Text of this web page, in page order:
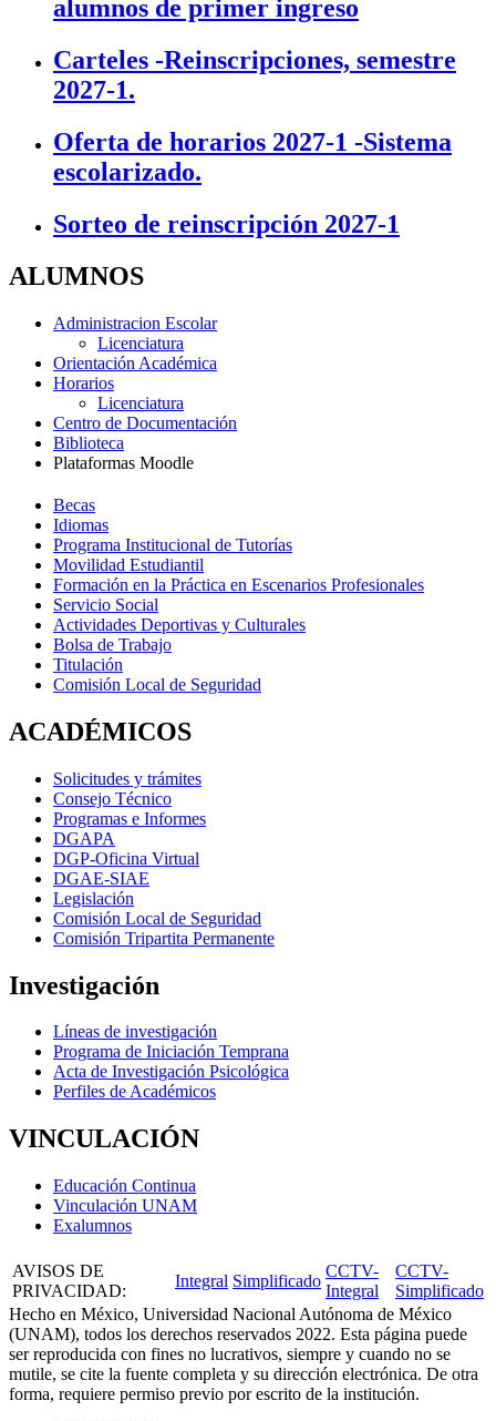
alumnos de primer ingreso
Carteles -Reinscripciones, semestre
2027-1.
Oferta de horarios 2027-1 -Sistema
escolarizado.
Sorteo de reinscripción 2027-1
ALUMNOS
Administracion Escolar
Licenciatura
Orientación Académica
Horarios
Licenciatura
Centro de Documentación
Biblioteca
Plataformas Moodle
Becas
Idiomas
Programa Institucional de Tutorías
Movilidad Estudiantil
Formación en la Práctica en Escenarios Profesionales
Servicio Social
Actividades Deportivas y Culturales
Bolsa de Trabajo
Titulación
Comisión Local de Seguridad
ACADÉMICOS
Solicitudes y trámites
Consejo Técnico
Programas e Informes
DGAPA
DGP-Oficina Virtual
DGAE-SIAE
Legislación
Comisión Local de Seguridad
Comisión Tripartita Permanente
Investigación
Líneas de investigación
Programa de Iniciación Temprana
Acta de Investigación Psicológica
Perfiles de Académicos
VINCULACIÓN
Educación Continua
Vinculación UNAM
Exalumnos
AVISOS DE
PRIVACIDAD:
Integral Simplificado
CCTV-
Integral
CCTV-
Simplificado
Hecho en México, Universidad Nacional Autónoma de México
(UNAM), todos los derechos reservados 2022. Esta página puede
ser reproducida con fines no lucrativos, siempre y cuando no se
mutile, se cite la fuente completa y su dirección electrónica. De otra
forma, requiere permiso previo por escrito de la institución.